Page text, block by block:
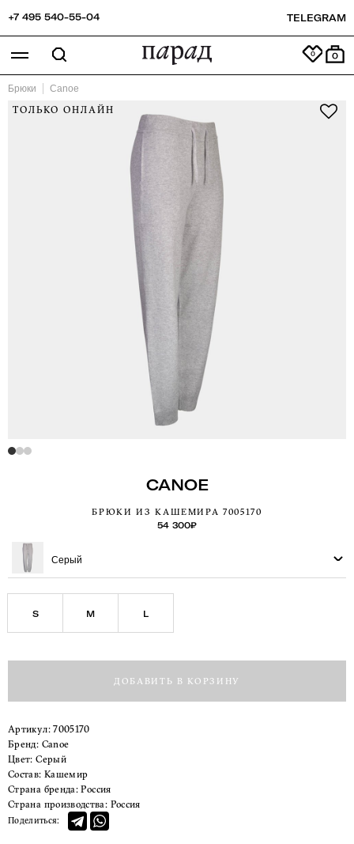
+7 495 540-55-04 TELEGRAM
0
Брюки Canoe
ТОЛЬКО ОНЛАЙН
CANOE
БРЮКИ ИЗ КАШЕМИРА 7005170
54 300₽
Серый
S M L
ДОБАВИТЬ В КОРЗИНУ
Артикул:7005170
Бренд:
Canoe
Цвет:
Серый
Состав: Кашемир
Страна бренда: Россия
Страна производства: Россия
Поделиться: